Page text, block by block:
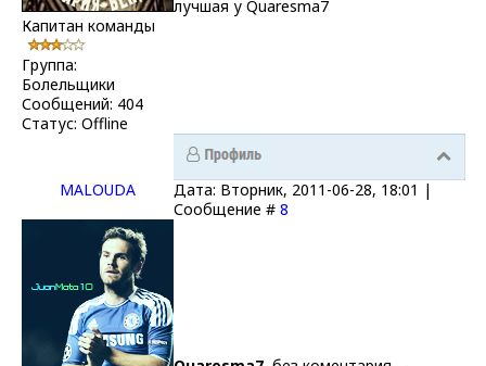
Капитан команды
Группа:
Болельщики
Сообщений: 404
Статус: Offline
лучшая у Quaresma7
MALOUDA
Дата: Вторник, 2011-06-28, 18:01 |
Сообщение # 8